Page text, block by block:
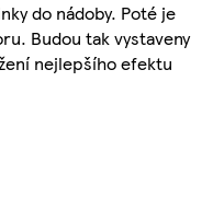
do nádoby. Poté je
Budou tak vystaveny
nejlepšího efektu